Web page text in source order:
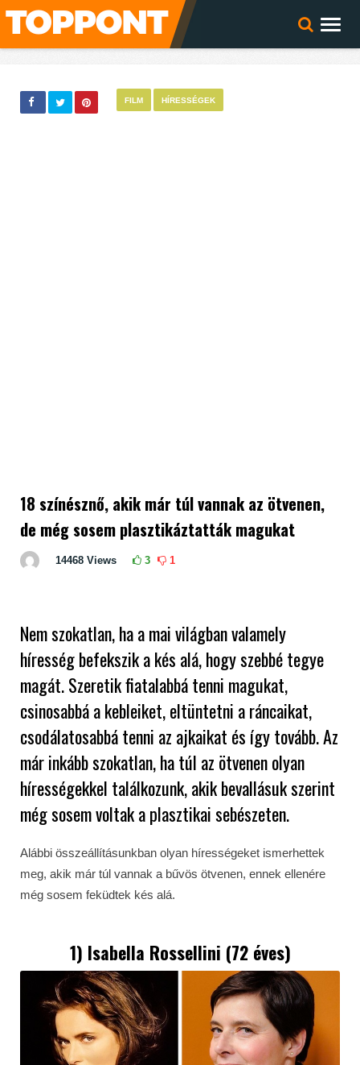
FILM HÍRESSÉGEK
18 színésznő, akik már túl vannak az ötvenen,
de még sosem plasztikáztatták magukat
14468 Views 3 1
Nem szokatlan, ha a mai világban valamely
híresség befekszik a kés alá, hogy szebbé tegye
magát. Szeretik fiatalabbá tenni magukat,
csinosabbá a kebleiket, eltüntetni a ráncaikat,
csodálatosabbá tenni az ajkaikat és így tovább. Az
már inkább szokatlan, ha túl az ötvenen olyan
hírességekkel találkozunk, akik bevallásuk szerint
még sosem voltak a plasztikai sebészeten.
Alábbi összeállításunkban olyan hírességeket ismerhettek
meg, akik már túl vannak a bűvös ötvenen, ennek ellenére
még sosem feküdtek kés alá.
1) Isabella Rossellini (72 éves)